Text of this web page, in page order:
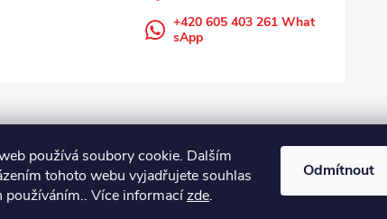
používá soubory cookie. Dalším
tohoto webu vyjadřujete souhlas
používáním.. Více informacízde.
Odmítnout
+420 605 403 261 What
sApp